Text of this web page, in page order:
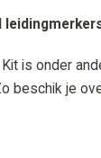
is onder
beschik je